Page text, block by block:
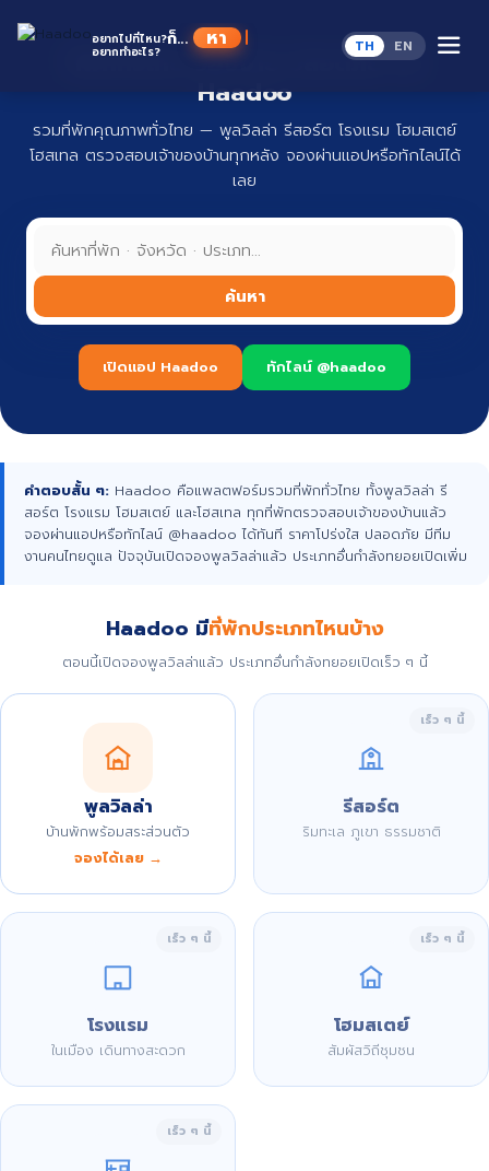
อยากไปที่ไหน?
อยากทำอะไร?
ก็... TH EN
ที่พักทั่วไทย จองง่าย ปลอดภัย กับ
Haadoo
รวมที่พักคุณภาพทั่วไทย — พูลวิลล่า รีสอร์ต โรงแรม โฮมสเตย์
โฮสเทล ตรวจสอบเจ้าของบ้านทุกหลัง จองผ่านแอปหรือทักไลน์ได้
เลย
ค้นหา
เปิดแอป Haadoo ทักไลน์ @haadoo
คำตอบสั้น ๆ: Haadoo คือแพลตฟอร์มรวมที่พักทั่วไทย ทั้งพูลวิลล่า รี
สอร์ต โรงแรม โฮมสเตย์ และโฮสเทล ทุกที่พักตรวจสอบเจ้าของบ้านแล้ว
จองผ่านแอปหรือทักไลน์ @haadoo ได้ทันที ราคาโปร่งใส ปลอดภัย มีทีม
งานคนไทยดูแล ปัจจุบันเปิดจองพูลวิลล่าแล้ว ประเภทอื่นกำลังทยอยเปิดเพิ่ม
Haadoo มีที่พักประเภทไหนบ้าง
ตอนนี้เปิดจองพูลวิลล่าแล้ว ประเภทอื่นกำลังทยอยเปิดเร็ว ๆ นี้
พูลวิลล่า
บ้านพักพร้อมสระส่วนตัว
จองได้เลย →
เร็ว ๆ นี้
รีสอร์ต
ริมทะเล ภูเขา ธรรมชาติ
เร็ว ๆ นี้
โรงแรม
ในเมือง เดินทางสะดวก
เร็ว ๆ นี้
โฮมสเตย์
สัมผัสวิถีชุมชน
เร็ว ๆ นี้